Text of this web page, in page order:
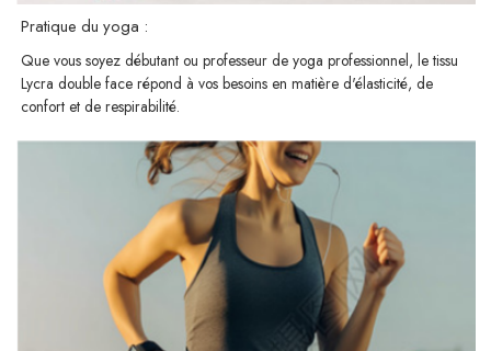
Pratique du yoga :
Que vous soyez débutant ou professeur de yoga professionnel, le tissu
Lycra double face répond à vos besoins en matière d'élasticité, de
confort et de respirabilité.